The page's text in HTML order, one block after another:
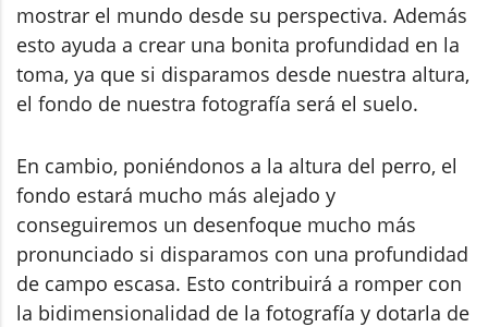
mostrar el mundo desde su perspectiva. Además
esto ayuda a crear una bonita profundidad en la
toma, ya que si disparamos desde nuestra altura,
el fondo de nuestra fotografía será el suelo.
En cambio, poniéndonos a la altura del perro, el
fondo estará mucho más alejado y
conseguiremos un desenfoque mucho más
pronunciado si disparamos con una profundidad
de campo escasa. Esto contribuirá a romper con
la bidimensionalidad de la fotografía y dotarla de